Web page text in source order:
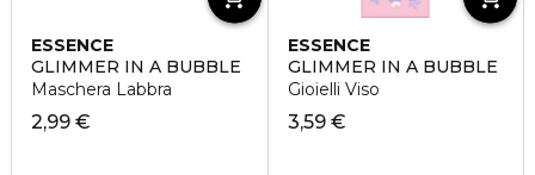
ESSENCE
GLIMMER IN A BUBBLE
Maschera Labbra
2,99 €
ESSENCE
GLIMMER IN A BUBBLE
Gioielli Viso
3,59 €